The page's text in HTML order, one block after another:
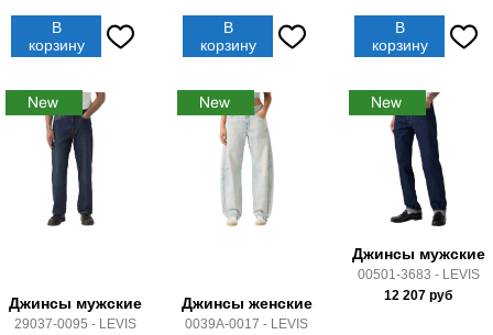
В
корзину
В
корзину
В
корзину
Джинсы мужские
29037-0095 - LEVIS
Джинсы женские
0039A-0017 - LEVIS
Джинсы мужские
00501-3683 - LEVIS
12 207 руб